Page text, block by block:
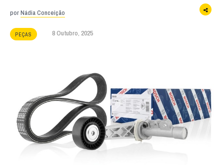
porNádia Conceição
PEÇAS 8 Outubro, 2025